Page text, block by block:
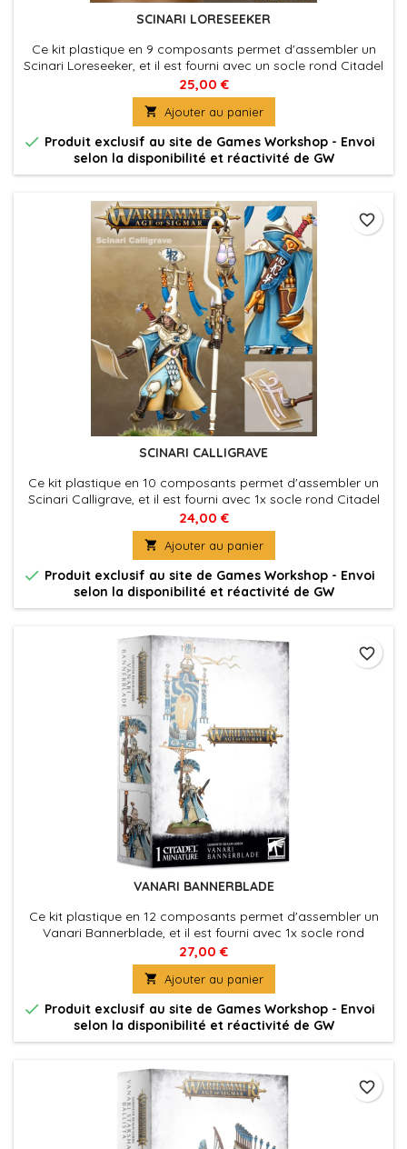
SCINARI LORESEEKER
Ce kit plastique en 9 composants permet d'assembler un
Scinari Loreseeker, et il est fourni avec un socle rond Citadel
de 32mm.
25,00 €
 Ajouter au panier
 Produit exclusif au site de Games Workshop - Envoi
selon la disponibilité et réactivité de GW
SCINARI CALLIGRAVE
Ce kit plastique en 10 composants permet d'assembler un
Scinari Calligrave, et il est fourni avec 1x socle rond Citadel
de 32mm.
24,00 €
 Ajouter au panier
 Produit exclusif au site de Games Workshop - Envoi
selon la disponibilité et réactivité de GW
favorite_border
VANARI BANNERBLADE
Ce kit plastique en 12 composants permet d'assembler un
Vanari Bannerblade, et il est fourni avec 1x socle rond
Citadel de 40mm.
27,00 €
 Ajouter au panier
 Produit exclusif au site de Games Workshop - Envoi
selon la disponibilité et réactivité de GW
favorite_border
favorite_border